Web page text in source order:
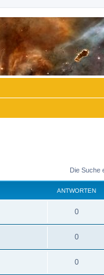
Die Suche
ANTWORTEN
0A
n
w
0A
n
0A